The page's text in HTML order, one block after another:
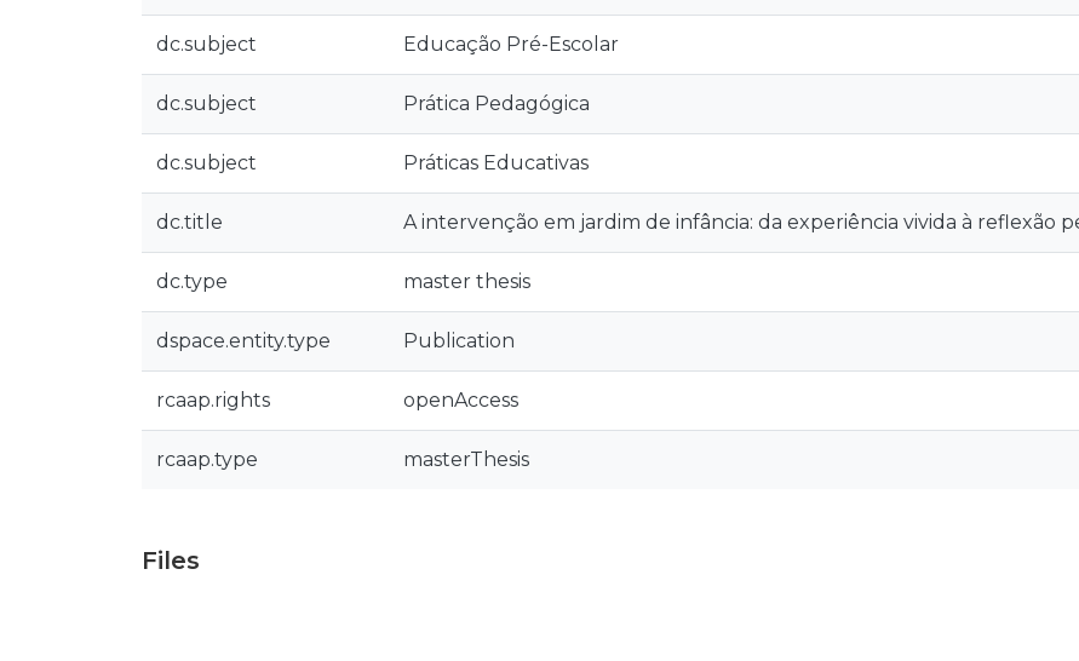
dc.subject Educação Pré-Escolar
dc.subject Prática Pedagógica
dc.subject Práticas Educativas
dc.title A intervenção em jardim de infância: da experiência vivida à reflexão
dc.type master thesis
dspace.entity.type Publication
rcaap.rights openAccess
rcaap.type masterThesis
Files